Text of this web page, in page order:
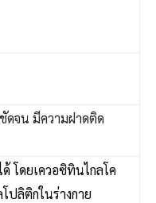
ดจน มีความฝาดติด
โดยเควอซิทินไกลโค
ปลิติกในร่างกาย